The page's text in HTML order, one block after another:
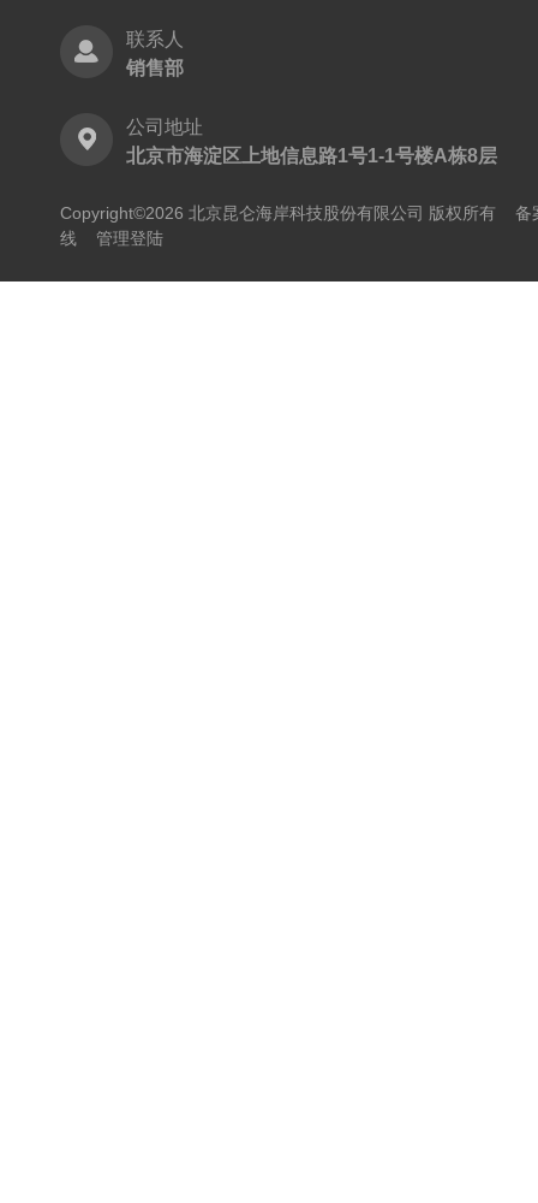
联系人
销售部
公司地址
北京市海淀区上地信息路1号1-1号楼A栋8层
Copyright©2026 北京昆仑海岸科技股份有限公司 版权所有 备
线
管理登陆